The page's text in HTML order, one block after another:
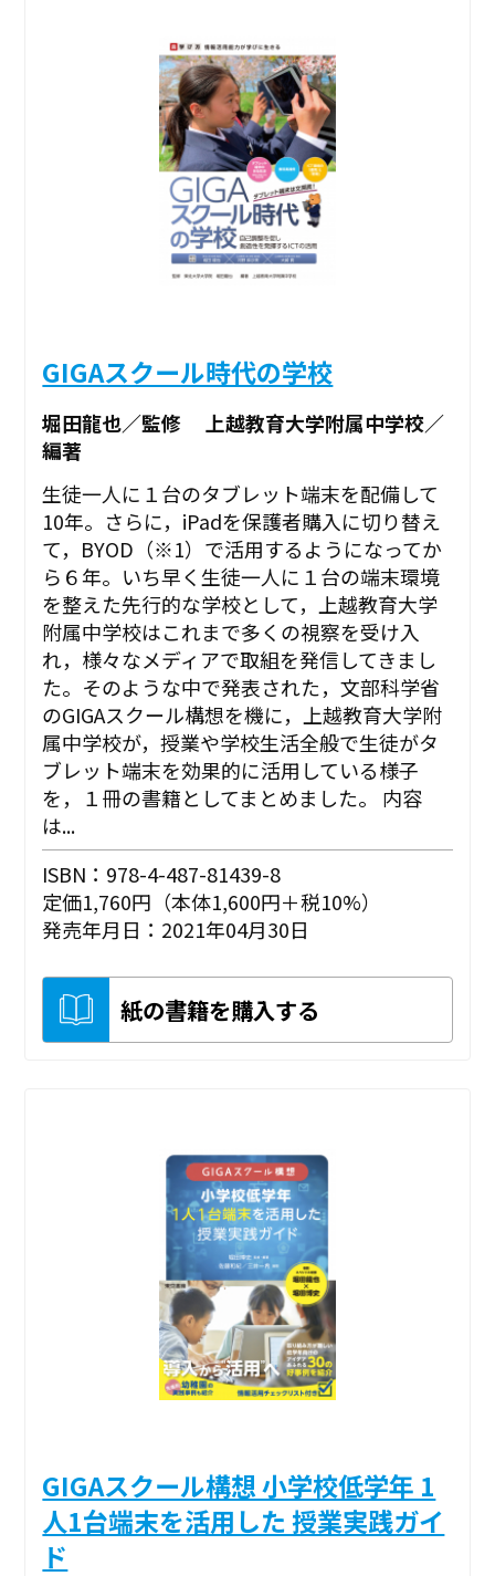
GIGAスクール時代の学校
堀田龍也／監修 上越教育大学附属中学校／
編著
生徒一人に１台のタブレット端末を配備して
10年。さらに，iPadを保護者購入に切り替え
て，BYOD（※1）で活用するようになってか
ら６年。いち早く生徒一人に１台の端末環境
を整えた先行的な学校として，上越教育大学
附属中学校はこれまで多くの視察を受け入
れ，様々なメディアで取組を発信してきまし
た。そのような中で発表された，文部科学省
のGIGAスクール構想を機に，上越教育大学附
属中学校が，授業や学校生活全般で生徒がタ
ブレット端末を効果的に活用している様子
を，１冊の書籍としてまとめました。 内容
は...
ISBN：978-4-487-81439-8
定価1,760円（本体1,600円＋税10%）
発売年月日：2021年04月30日
紙の書籍を購入する
GIGAスクール構想 小学校低学年 1
人1台端末を活用した 授業実践ガイ
ド